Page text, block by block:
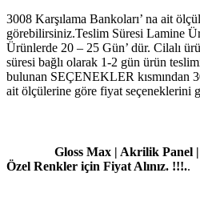
3008 Karşılama Bankoları’ na ait
görebilirsiniz.Teslim Süresi Lamine
Ürünlerde 20 – 25 Gün’ dür. Cilalı
süresi bağlı olarak 1-2 gün ürün
bulunan SEÇENEKLER kısmından
ait ölçülerine göre fiyat seçeneklerini
Gloss Max | Akrilik Panel
Özel Renkler için Fiyat Alınız. !!!..